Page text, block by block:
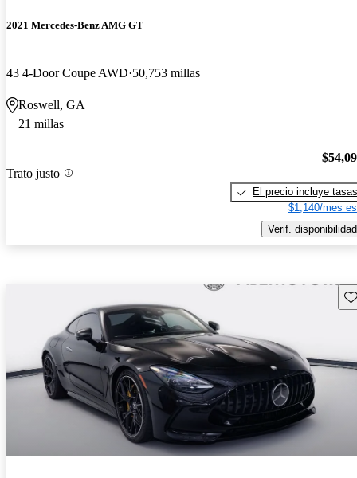
2021 Mercedes-Benz AMG GT
43 4-Door Coupe AWD 50,753 millas
Roswell, GA
21 millas
Trato justo
El precio incluye tasas
$1,140/mes
Verif. disponibilidad